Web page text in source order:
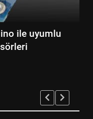
Arduino ile